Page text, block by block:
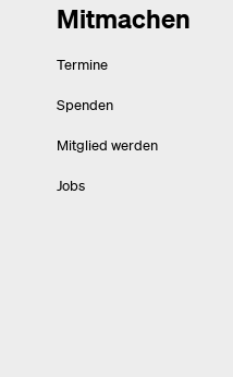
Mitmachen
Termine
Spenden
Mitglied werden
Jobs